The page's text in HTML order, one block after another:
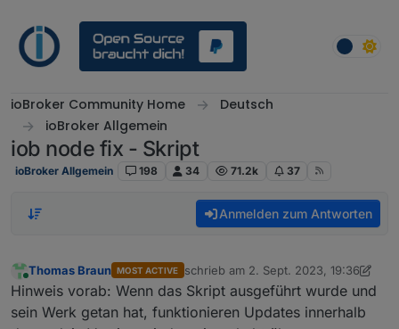
ioBroker Community Home
Deutsch
ioBroker Allgemein
iob node fix - Skript
ioBroker Allgemein 198 34 71.2k 37
Anmelden zum Antworten
Online
Thomas Braun MOST ACTIVE schrieb am 2. Sept. 2023, 19:36
zuletzt editiert von Thomas Braun
Hinweis vorab: Wenn das Skript ausgeführt wurde und
sein Werk getan hat, funktionieren Updates innerhalb